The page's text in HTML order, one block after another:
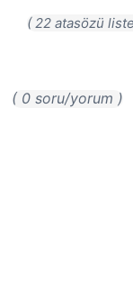
( 0 soru/yorum )